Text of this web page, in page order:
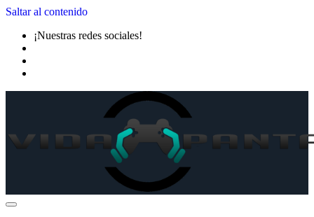
Saltar al contenido
¡Nuestras redes sociales!